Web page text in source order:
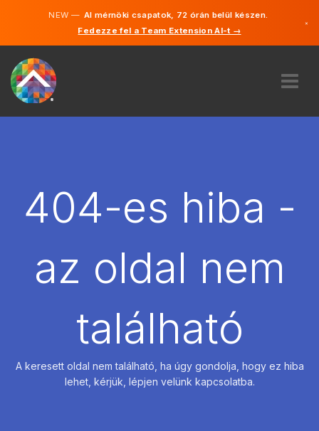
NEW —AI mérnöki csapatok, 72 órán belül készen.
Fedezze fel a Team Extension AI-t →
×
BÉREL
404-es hiba -
az oldal nem
található
A keresett oldal nem található, ha úgy gondolja, hogy ez hiba
lehet, kérjük, lépjen velünk kapcsolatba.